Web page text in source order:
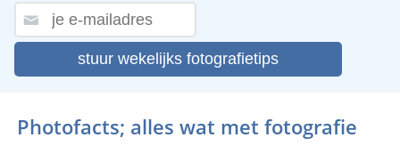
stuur wekelijks fotografietips
Photofacts; alles wat met fotografie